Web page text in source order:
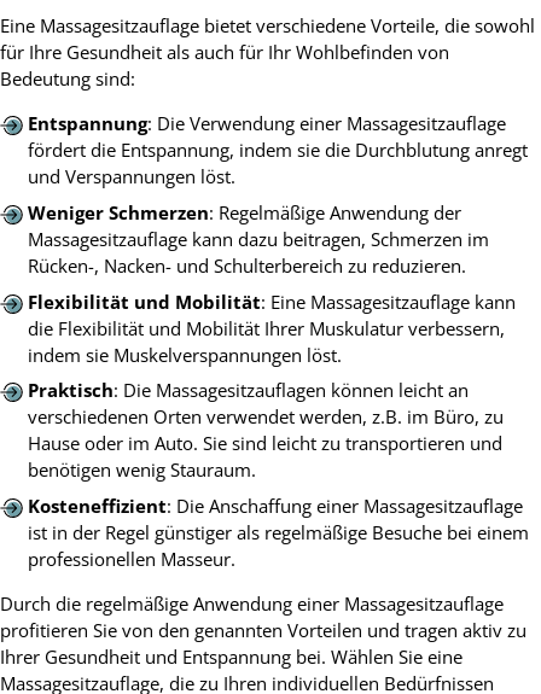
Eine Massagesitzauflage bietet verschiedene Vorteile, die sowohl
für Ihre Gesundheit als auch für Ihr Wohlbefinden von
Bedeutung sind:
Entspannung: Die Verwendung einer Massagesitzauflage
fördert die Entspannung, indem sie die Durchblutung anregt
und Verspannungen löst.
Weniger Schmerzen: Regelmäßige Anwendung der
Massagesitzauflage kann dazu beitragen, Schmerzen im
Rücken-, Nacken- und Schulterbereich zu reduzieren.
Flexibilität und Mobilität: Eine Massagesitzauflage kann
die Flexibilität und Mobilität Ihrer Muskulatur verbessern,
indem sie Muskelverspannungen löst.
Praktisch: Die Massagesitzauflagen können leicht an
verschiedenen Orten verwendet werden, z.B. im Büro, zu
Hause oder im Auto. Sie sind leicht zu transportieren und
benötigen wenig Stauraum.
Kosteneffizient: Die Anschaffung einer Massagesitzauflage
ist in der Regel günstiger als regelmäßige Besuche bei einem
professionellen Masseur.
Durch die regelmäßige Anwendung einer Massagesitzauflage
profitieren Sie von den genannten Vorteilen und tragen aktiv zu
Ihrer Gesundheit und Entspannung bei. Wählen Sie eine
Massagesitzauflage, die zu Ihren individuellen Bedürfnissen